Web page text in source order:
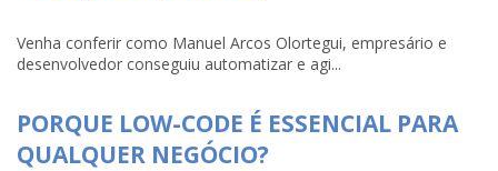
Venha conferir como Manuel Arcos Olortegui, empresário e
desenvolvedor conseguiu automatizar e agi...
PORQUE LOW-CODE É ESSENCIAL PARA
QUALQUER NEGÓCIO?